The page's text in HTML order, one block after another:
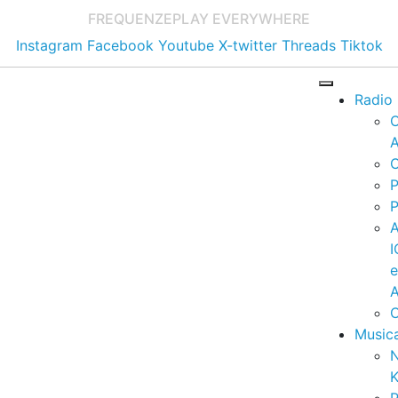
FREQUENZEPLAY EVERYWHERE
Instagram Facebook Youtube X-twitter Threads Tiktok
Radio
e